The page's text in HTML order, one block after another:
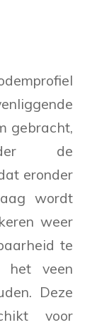
gebracht,
de
eronder
wordt
weer
te
het veen
Deze
voor